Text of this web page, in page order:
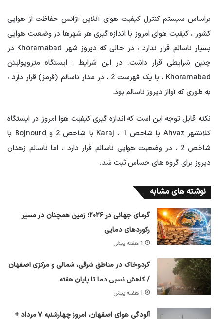
براساس سیستم کنترل کیفیت هوای آنلاین آژانس حفاظت از هوایی
کشور ، کیفیت هوای امروز با اندازه گیری هر شهرها در وضعیت هوایی
بسیار ناسالم قرار ندارد ، در حالی که دیروز شهر Khoramabad در
چنین شرایطی قرار داشت. در این شرایط ، ایستگاه متروپولیتن
Khoramabad ، با یک فهرست 2 ، در مدار ناسالم (قرمز) قرار دارد ،
به طوری که آوااز دیروز ناسالم بود.
نکته قابل توجه این است که اندازه گیری کیفیت هوا امروز در ایستگاه
کلانشهر Ahvaz با شاخص 1 ، Karaj با شاخص 2 و Bojnourd با
شاخص 2 ، در وضعیت هوایی ناسالم قرار دارد ، اما ناسالم زهدان
دیروز برای گروه های حساس ثبت شد.
نوشته های مشابه
گرمای جهانی در ۲۰۲۶؛ زمین همچنان در مسیر
رکوردهای دمایی
1 هفته پیش
گردوخاک در مناطق شرقی، شمالی و مرکزی اصفهان
/ کاهش نسبی دما تا پایان هفته
1 هفته پیش
آلودگی هوای اصفهان، امروز چهارشنبه ۷ مرداد +